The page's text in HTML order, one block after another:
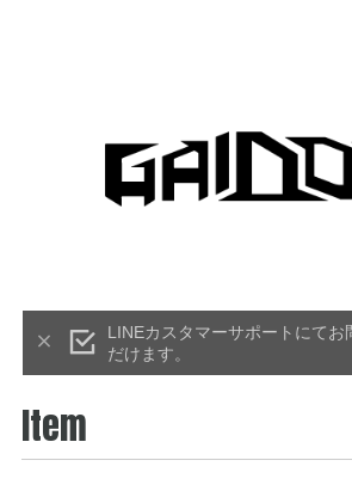
LINEカスタマーサポートにてお
だけます。
Item